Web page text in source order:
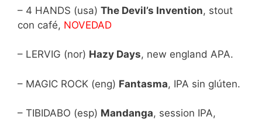
– 4 HANDS (usa) The Devil’s Invention, stout
con café, NOVEDAD
– LERVIG (nor) Hazy Days, new england APA.
– MAGIC ROCK (eng) Fantasma, IPA sin glúten.
– TIBIDABO (esp) Mandanga, session IPA,